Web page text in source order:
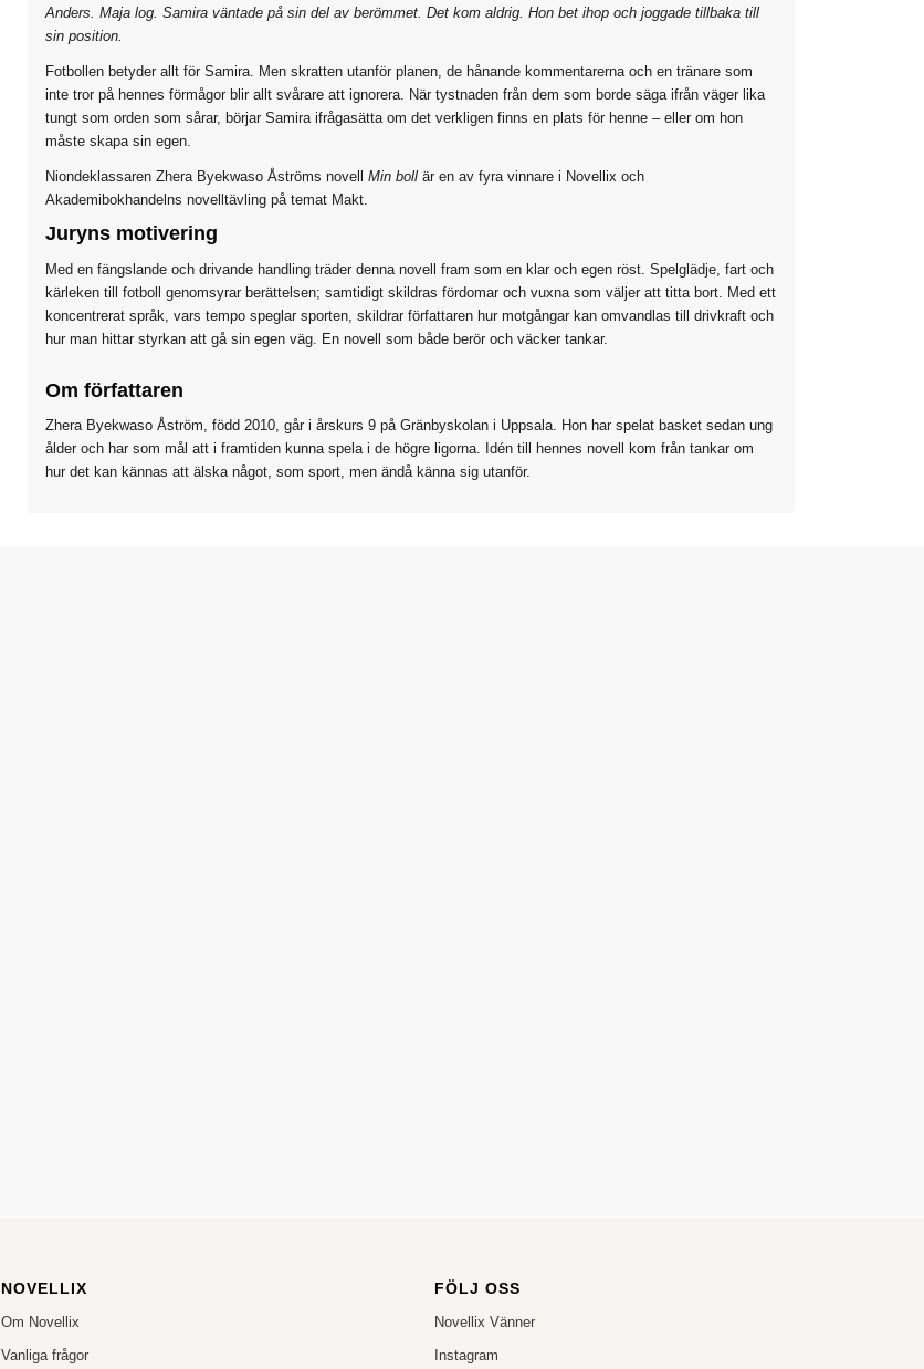
Anders. Maja log. Samira väntade på sin del av berömmet. Det kom aldrig. Hon bet ihop och joggade tillbaka till
sin position.
Fotbollen betyder allt för Samira. Men skratten utanför planen, de hånande kommentarerna och en tränare som
inte tror på hennes förmågor blir allt svårare att ignorera. När tystnaden från dem som borde säga ifrån väger lika
tungt som orden som sårar, börjar Samira ifrågasätta om det verkligen finns en plats för henne – eller om hon
måste skapa sin egen.
Niondeklassaren Zhera Byekwaso Åströms novellMin boll är en av fyra vinnare i Novellix och
Akademibokhandelns novelltävling på temat Makt.
Juryns motivering
Med en fängslande och drivande handling träder denna novell fram som en klar och egen röst. Spelglädje, fart och
kärleken till fotboll genomsyrar berättelsen; samtidigt skildras fördomar och vuxna som väljer att titta bort. Med ett
koncentrerat språk, vars tempo speglar sporten, skildrar författaren hur motgångar kan omvandlas till drivkraft och
hur man hittar styrkan att gå sin egen väg. En novell som både berör och väcker tankar.
Om författaren
Zhera Byekwaso Åström, född 2010, går i årskurs 9 på Gränbyskolan i Uppsala. Hon har spelat basket sedan ung
ålder och har som mål att i framtiden kunna spela i de högre ligorna. Idén till hennes novell kom från tankar om
hur det kan kännas att älska något, som sport, men ändå känna sig utanför.
NOVELLIX
Om Novellix
Vanliga frågor
FÖLJ OSS
Novellix Vänner
Instagram